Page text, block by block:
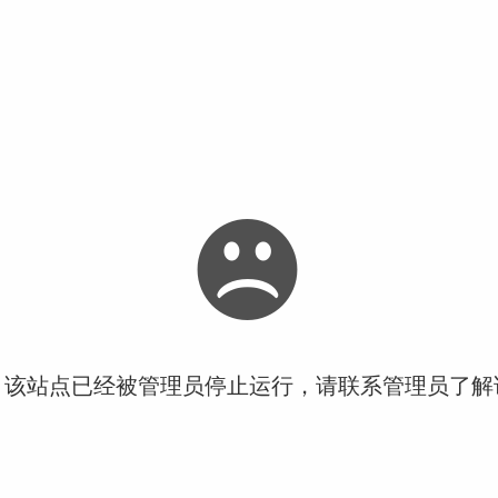
站点已经被管理员停止运行，请联系管理员了